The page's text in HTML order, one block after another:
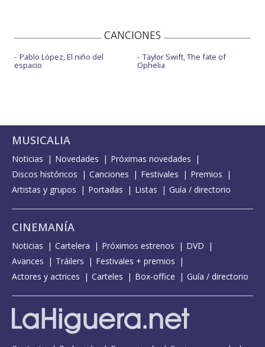
CANCIONES
Pablo López, El niño del
espacio
Taylor Swift, The fate of
Ophelia
MUSICALIA
Noticias Novedades
Próximas novedades
Discos históricos
Canciones Festivales
Premios
Artistas y grupos
Portadas Listas Guía / directorio
CINEMANÍA
Noticias Cartelera Próximos estrenos
DVD
Avances
Tráilers
Festivales + premios
Actores y actrices
Carteles Box-office Guía / directorio